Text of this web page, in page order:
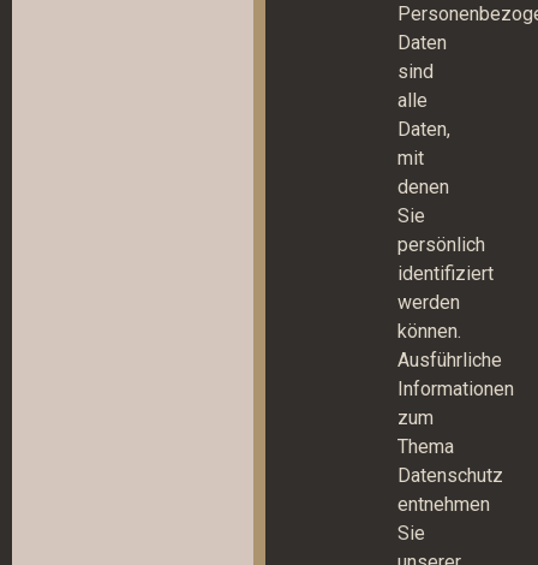
Daten
sind
alle
Daten,
mit
denen
Sie
persönlich
identifiziert
werden
können.
Ausführliche
Informationen
zum
Thema
Datenschutz
entnehmen
Sie